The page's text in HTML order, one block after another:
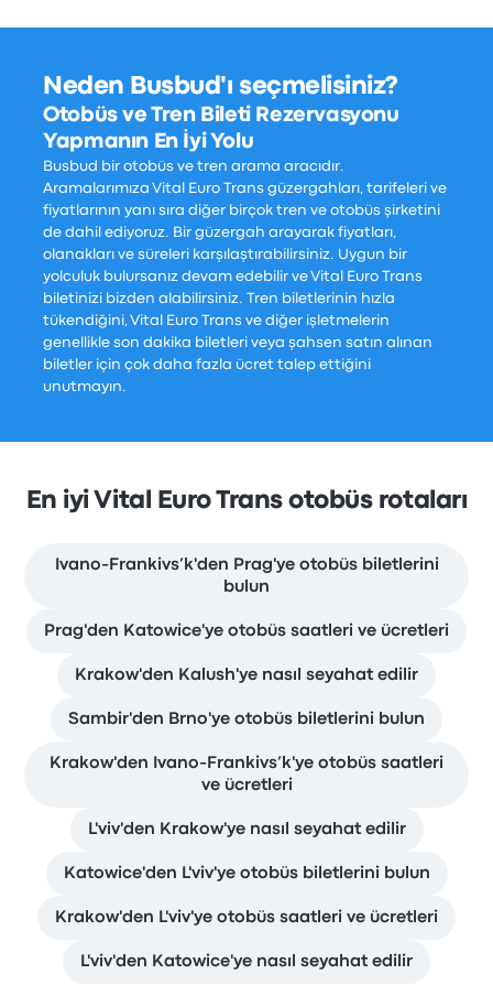
Neden Busbud'ı seçmelisiniz?
Otobüs ve Tren Bileti Rezervasyonu
Yapmanın En İyi Yolu
Busbud bir otobüs ve tren arama aracıdır.
Aramalarımıza Vital Euro Trans güzergahları, tarifeleri ve
fiyatlarının yanı sıra diğer birçok tren ve otobüs şirketini
de dahil ediyoruz. Bir güzergah arayarak fiyatları,
olanakları ve süreleri karşılaştırabilirsiniz. Uygun bir
yolculuk bulursanız devam edebilir ve Vital Euro Trans
biletinizi bizden alabilirsiniz. Tren biletlerinin hızla
tükendiğini, Vital Euro Trans ve diğer işletmelerin
genellikle son dakika biletleri veya şahsen satın alınan
biletler için çok daha fazla ücret talep ettiğini
unutmayın.
En iyi Vital Euro Trans otobüs rotaları
Ivano-Frankivs’k'den Prag'ye otobüs biletlerini
bulun
Prag'den Katowice'ye otobüs saatleri ve ücretleri
Krakow'den Kalush'ye nasıl seyahat edilir
Sambir'den Brno'ye otobüs biletlerini bulun
Krakow'den Ivano-Frankivs’k'ye otobüs saatleri
ve ücretleri
L'viv'den Krakow'ye nasıl seyahat edilir
Katowice'den L'viv'ye otobüs biletlerini bulun
Krakow'den L'viv'ye otobüs saatleri ve ücretleri
L'viv'den Katowice'ye nasıl seyahat edilir